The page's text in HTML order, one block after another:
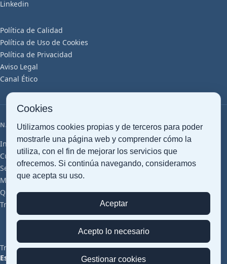
SCROLL
Linkedin
Política de Calidad
Política de Uso de Cookies
Política de Privacidad
Aviso Legal
Canal Ético
NAVEGACIÓN
InicioTransporte MarítimoTransporte AéreoTransporte Terrestre
Customs clearance Gestión DocumentalAlmacenaje Inteligente
Servicios Logísticos Cross TradeProyectos CargoPerecederos
Mercancías PeligrosasFarma (GDP)
Quiénes somosSostenibilidadOficinas y RedCertificaciones
Trabaja con Nosotros
ContactoPresupuesto
Transped © 2026 — Todos los derechos reservados
Español
Cookies
Utilizamos cookies propias y de terceros para poder
mostrarle una página web y comprender cómo la
utiliza, con el fin de mejorar los servicios que
ofrecemos. Si continúa navegando, consideramos
que acepta su uso.
Aceptar
Acepto lo necesario
Gestionar cookies